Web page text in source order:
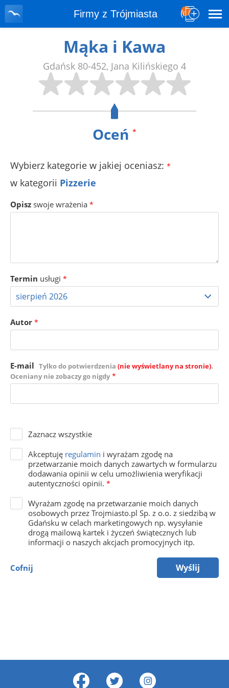
Firmy z Trójmiasta
Mąka i Kawa
Gdańsk 80-452, Jana Kilińskiego 4
Oceń *
Wybierz kategorie w jakiej oceniasz: *
w kategorii Pizzerie
Opisz swoje wrażenia *
Termin usługi *
Autor *
E-mail Tylko do potwierdzenia (nie wyświetlany na stronie).
Oceniany nie zobaczy go nigdy *
Zaznacz wszystkie
Akceptuję regulamin i wyrażam zgodę na
przetwarzanie moich danych zawartych w formularzu
dodawania opinii w celu umożliwienia weryfikacji
autentyczności opinii. *
Wyrażam zgodę na przetwarzanie moich danych
osobowych przez Trojmiasto.pl Sp. z o.o. z siedzibą w
Gdańsku w celach marketingowych np. wysyłanie
drogą mailową kartek i życzeń świątecznych lub
informacji o naszych akcjach promocyjnych itp.
Cofnij Wyślij